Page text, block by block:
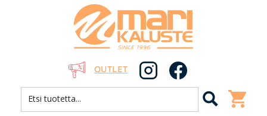
OUTLET